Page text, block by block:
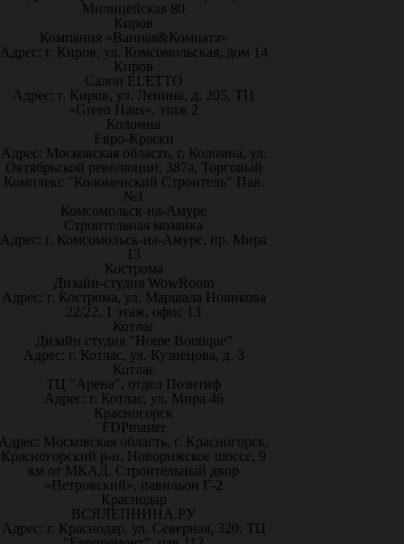
Милицейская 80
Киров
Компания «Ванная&Комната»
Адрес: г. Киров, ул. Комсомольская, дом 14
Киров
Салон ELETTO
Адрес: г. Киров, ул. Ленина, д. 205, ТЦ
«Green Haus», этаж 2
Коломна
Евро-Краски
Адрес: Московская область, г. Коломна, ул.
Октябрьской революции, 387а, Торговый
Комплекс "Коломенский Строитель" Пав.
№1
Комсомольск-на-Амуре
Строительная мозаика
Адрес: г. Комсомольск-на-Амуре, пр. Мира
13
Кострома
Дизайн-студия WowRoom
Адрес: г. Кострома, ул. Маршала Новикова
22/22, 1 этаж, офис 13
Котлас
Дизайн студия "Home Boutique"
Адрес: г. Котлас, ул. Кузнецова, д. 3
Котлас
ТЦ "Арена", отдел Позитиф
Адрес: г. Котлас, ул. Мира 46
Красногорск
FDPmaster
Московская область, г. Красногорск,
Красногорский р-н, Новорижское шоссе, 9
км от МКАД. Строительный двор
«Петровский», павильон Г-2
Краснодар
ВСЯЛЕПНИНА.РУ
Адрес: г. Краснодар, ул. Северная, 320, ТЦ